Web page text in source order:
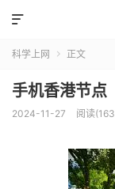

科学上网  正文
手机香港节点
2024-11-27 阅读